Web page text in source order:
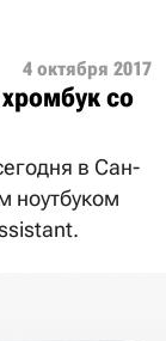
4 октября 2017
со
в Сан-
ноутбуком